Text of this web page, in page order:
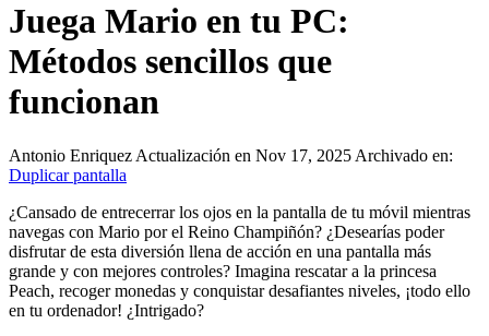
Juega Mario en tu PC:
Métodos sencillos que
funcionan
Antonio Enriquez Actualización en Nov 17, 2025 Archivado en:
Duplicar pantalla
¿Cansado de entrecerrar los ojos en la pantalla de tu móvil mientras
navegas con Mario por el Reino Champiñón? ¿Desearías poder
disfrutar de esta diversión llena de acción en una pantalla más
grande y con mejores controles? Imagina rescatar a la princesa
Peach, recoger monedas y conquistar desafiantes niveles, ¡todo ello
en tu ordenador! ¿Intrigado?